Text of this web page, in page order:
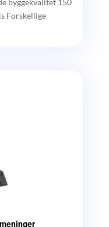
byggekvalitet 150
Forskellige